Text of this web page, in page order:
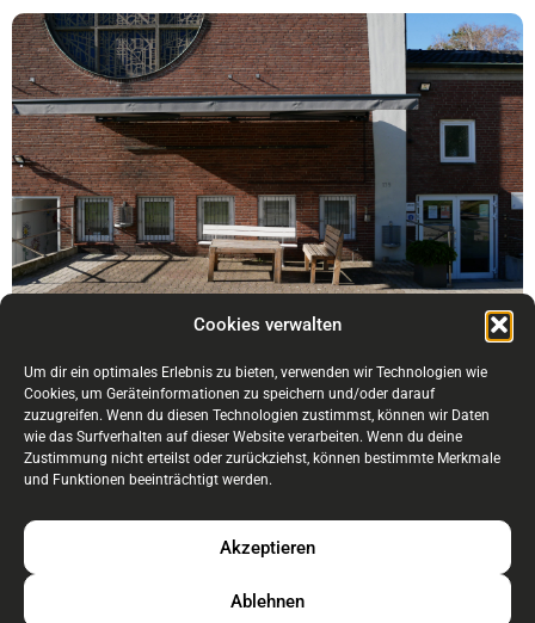
Cookies verwalten
Um dir ein optimales Erlebnis zu bieten, verwenden wir Technologien wie
Cookies, um Geräteinformationen zu speichern und/oder darauf
zuzugreifen. Wenn du diesen Technologien zustimmst, können wir Daten
wie das Surfverhalten auf dieser Website verarbeiten. Wenn du deine
Zustimmung nicht erteilst oder zurückziehst, können bestimmte Merkmale
und Funktionen beeinträchtigt werden.
Akzeptieren
Ablehnen
Datenschutzerklärung